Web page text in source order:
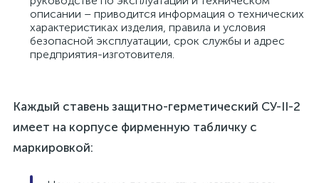
описании – приводится информация о технических
характеристиках изделия, правила и условия
безопасной эксплуатации, срок службы и адрес
предприятия-изготовителя.
Каждый ставень защитно-герметический СУ-II-2
имеет на корпусе фирменную табличку с
маркировкой: